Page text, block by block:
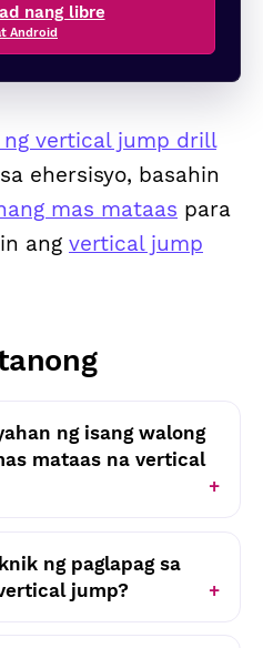
nang libre
Android
vertical jump drill
ehersisyo, basahin
mas mataas para
ang vertical jump
ng isang walong
mataas na vertical
ng paglapag sa
jump?